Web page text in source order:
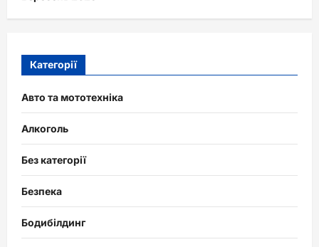
Категорії
Авто та мототехніка
Алкоголь
Без категорії
Безпека
Бодибілдинг